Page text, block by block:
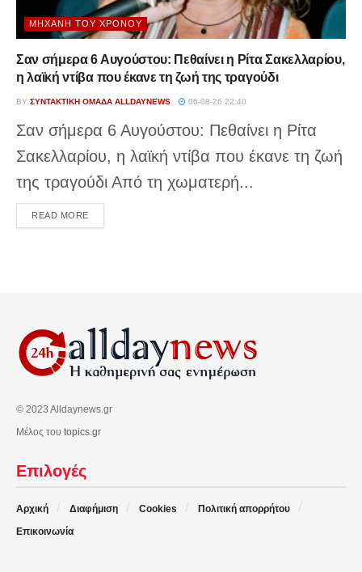
ΜΗΧΑΝΉ ΤΟΥ ΧΡΌΝΟΥ
Σαν σήμερα 6 Αυγούστου: Πεθαίνει η Ρίτα Σακελλαρίου,
η λαϊκή ντίβα που έκανε τη ζωή της τραγούδι
BY ΣΥΝΤΑΚΤΙΚΉ ΟΜΆΔΑ ALLDAYNEWS 06-08-26 22:40
Σαν σήμερα 6 Αυγούστου: Πεθαίνει η Ρίτα
Σακελλαρίου, η λαϊκή ντίβα που έκανε τη ζωή
της τραγούδι Από τη χωματερή...
READ MOREDETAILS
© 2023 Alldaynews.gr
Μέλος του topics.gr
Επιλογές
Αρχική Διαφήμιση Cookies
Πολιτική απορρήτου
Επικοινωνία